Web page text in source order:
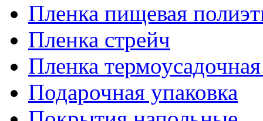
Пленка пищевая
Пленка стрейч
Пленка
Подарочная упаковка